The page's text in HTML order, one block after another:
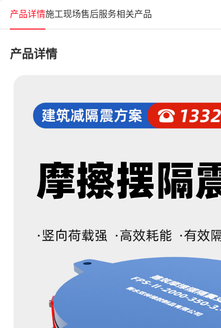
产品详情施工现场售后服务相关产品
产品详情